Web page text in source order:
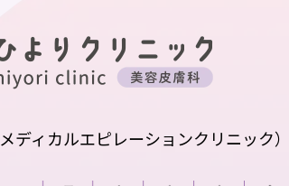
メディカルエピレーションクリニック）